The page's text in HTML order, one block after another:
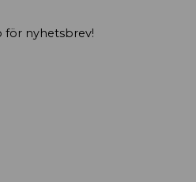
för nyhetsbrev!